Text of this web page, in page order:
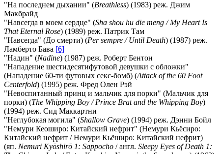
"На последнем дыхании" (Breathless) (1983) реж. Джим
Макбрайд
"Навсегда в моем сердце" (Sha shou hu die meng / My Heart Is
That Eternal Rose) (1989) реж. Патрик Там
"Навсегда" (До смерти) (Per sempre / Until Death) (1987) реж.
Ламберто Бава [6]
"Надин" (Nadine) (1987) реж. Роберт Бентон
"Нападение шестидесятифутовой девушки с обложки"
(Нападение 60-ти футовых секс-бомб) (Attack of the 60 Foot
Centerfold) (1995) реж. Фред Олен Рэй
"Невоспитанный принц и мальчик для порки" (Мальчик для
порки) (The Whipping Boy / Prince Brat and the Whipping Boy)
(1994) реж. Сид Маккартни
"Неглубокая могила" (Shallow Grave) (1994) реж. Дэнни Бойл
"Немури Кеоширо: Китайский нефрит" (Немури Кьёсиро:
Китайский нефрит / Немури Кьёширо: Китайский нефрит)
(яп. Nemuri Kyōshirō 1: Sappocho / англ. Sleepy Eyes of Death 1: